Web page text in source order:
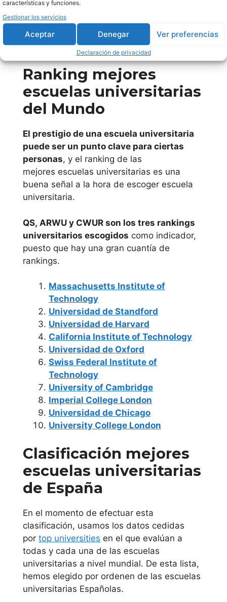
características y funciones.
Gestionar los servicios
Aceptar Denegar Ver preferencias
Declaración de privacidad
Madrid
Universidad a
Distancia de
Madrid
Universidad
Europea de
Madrid
Universidad
Francisco de
Vitoria
Universidad
Educación a
Distancia U.N.E.D
Politécnica de
Madrid
Universidad
Pontificia
Comillas
Universidad Rey
Juan Carlos
Universidad San
Comunidad
Foral de
Universidad de
Navarra
Universidad
Pública de
Navarra
s online
Españolas
Universidad
Carlos III de
Madrid
Instituto
Posgrado
(IEP)
Mondragon
Unibertsitate
a
Ranking mejores
escuelas universitarias
del Mundo
El prestigio de una escuela universitaria
puede ser un punto clave para ciertas
personas, y el ranking de las
mejores escuelas universitarias es una
buena señal a la hora de escoger escuela
universitaria.
QS, ARWU y CWUR son los tres rankings
universitarios escogidos como indicador,
puesto que hay una gran cuantía de
rankings.
Massachusetts Institute of
Technology
Universidad de Standford
Universidad de Harvard
California Institute of Technology
Universidad de Oxford
Swiss Federal Institute of
Technology
University of Cambridge
Imperial College London
Universidad de Chicago
University College London
Clasificación mejores
escuelas universitarias
de España
En el momento de efectuar esta
clasificación, usamos los datos cedidas
por top universities en el que evalúan a
todas y cada una de las escuelas
universitarias a nivel mundial. De esta lista,
hemos elegido por ordenen de las escuelas
universitarias Españolas.